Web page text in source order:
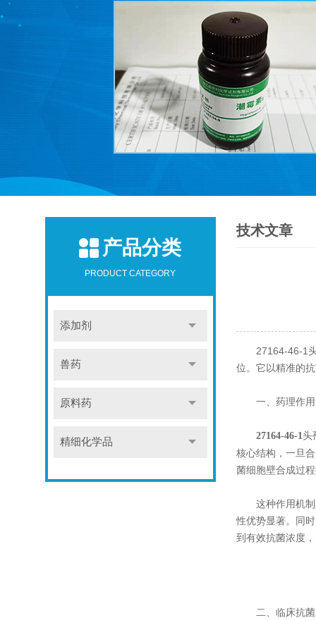
产品分类
PRODUCT CATEGORY
添加剂
兽药
原料药
精细化学品
技术文章
27164-46-1头
位。它以精准的
一、药理作用
27164-46-1头
核心结构，一旦
菌细胞壁合成过
这种作用机制具
性优势显著。同
到有效抗菌浓度
二、临床抗菌